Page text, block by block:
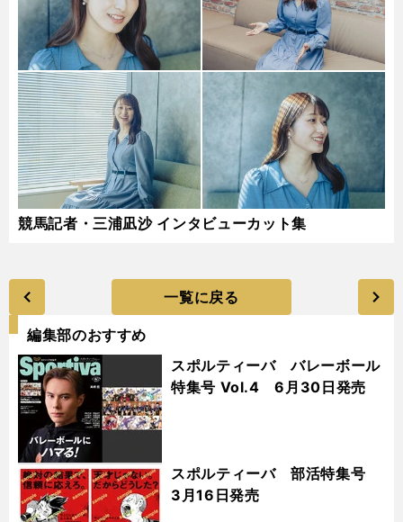
競馬記者・三浦凪沙 インタビューカット集
一覧に戻る
編集部のおすすめ
スポルティーバ バレーボール
特集号 Vol.4 6月30日発売
スポルティーバ 部活特集号
3月16日発売